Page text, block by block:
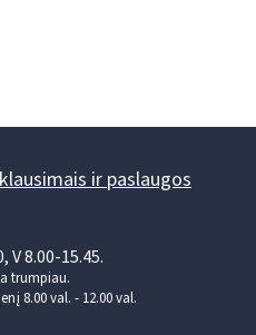
ir paslaugos
V 8.00-15.45.
trumpiau.
8.00 val. - 12.00 val.